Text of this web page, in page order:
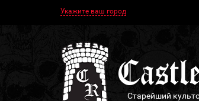
Укажите ваш город
Старейший